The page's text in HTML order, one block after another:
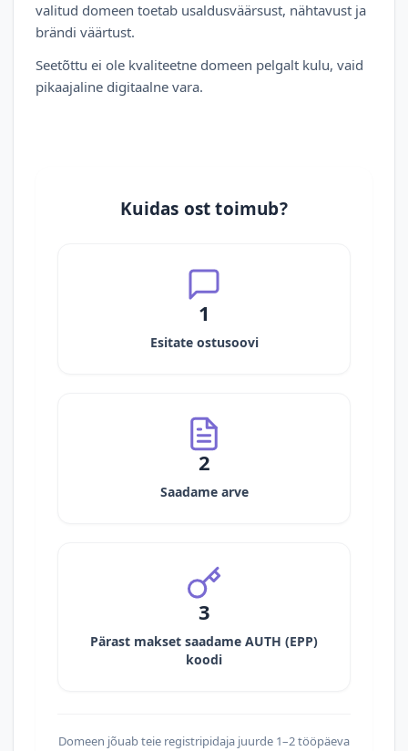
valitud domeen toetab usaldusväärsust, nähtavust ja
brändi väärtust.
Seetõttu ei ole kvaliteetne domeen pelgalt kulu, vaid
pikaajaline digitaalne vara.
Kuidas ost toimub?
1
Esitate ostusoovi
2
Saadame arve
3
Pärast makset saadame AUTH (EPP)
koodi
Domeen jõuab teie registripidaja juurde 1–2 tööpäeva